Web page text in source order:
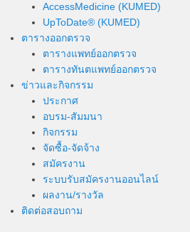
AccessMedicine (KUMED)
UpToDate® (KUMED)
ตารางออกตรวจ
ตารางแพทย์ออกตรวจ
ตารางทันตแพทย์ออกตรวจ
ข่าวและกิจกรรม
ประกาศ
อบรม-สัมมนา
กิจกรรม
จัดซื้อ-จัดจ้าง
สมัครงาน
ระบบรับสมัครงานออนไลน์
ผลงาน/รางวัล
ติดต่อสอบถาม